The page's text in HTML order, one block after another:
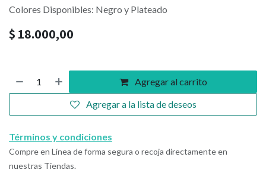
Colores Disponibles: Negro y Plateado
$ 18.000,00
Agregar al carrito
Agregar a la lista de deseos
Términos y condiciones
Compre en Línea de forma segura o recoja directamente en
nuestras Tiendas.